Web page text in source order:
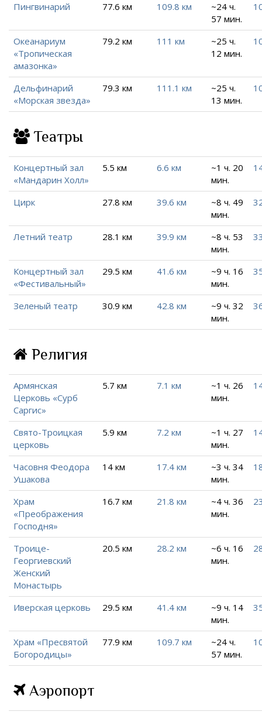
Пингвинарий 77.6 км 109.8 км
~24 ч.
57 мин.
Океанариум
«Тропическая
амазонка»
79.2 км 111 км
~25 ч.
12 мин.
Дельфинарий
«Морская звезда»
79.3 км 111.1 км
~25 ч.
13 мин.
Театры
Концертный зал
«Мандарин Холл»
5.5 км 6.6 км
~1 ч. 20
мин.
Цирк 27.8 км 39.6 км
~8 ч. 49
мин.
Летний театр 28.1 км 39.9 км
~8 ч. 53
мин.
Концертный зал
«Фестивальный»
29.5 км 41.6 км
~9 ч. 16
мин.
Зеленый театр 30.9 км 42.8 км
~9 ч. 32
мин.
Религия
Армянская
Церковь «Сурб
Саргис»
5.7 км 7.1 км
~1 ч. 26
мин.
Свято-Троицкая
церковь
5.9 км 7.2 км
~1 ч. 27
мин.
Часовня Феодора
Ушакова
14 км 17.4 км
~3 ч. 34
мин.
Храм
«Преображения
Господня»
16.7 км 21.8 км
~4 ч. 36
мин.
Троице-
Георгиевский
Женский
Монастырь
20.5 км 28.2 км
~6 ч. 16
мин.
Иверская церковь 29.5 км 41.4 км
~9 ч. 14
мин.
Храм «Пресвятой
Богородицы»
77.9 км 109.7 км
~24 ч.
57 мин.
Аэропорт